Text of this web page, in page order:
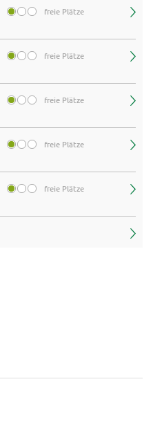
freie Plätze
freie Plätze
freie Plätze
freie Plätze
freie Plätze